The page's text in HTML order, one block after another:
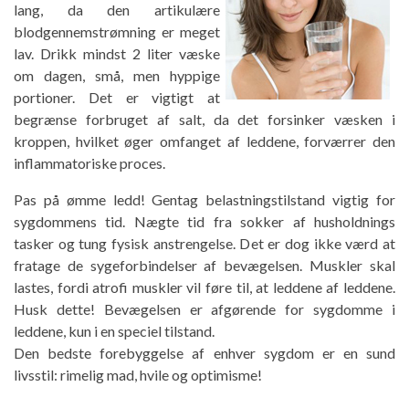
lang, da den artikulære
blodgennemstrømning er meget
lav. Drikk mindst 2 liter væske
om dagen, små, men hyppige
portioner. Det er vigtigt at
begrænse forbruget af salt, da det forsinker væsken i
kroppen, hvilket øger omfanget af leddene, forværrer den
inflammatoriske proces.
Pas på ømme ledd! Gentag belastningstilstand vigtig for
sygdommens tid. Nægte tid fra sokker af husholdnings
tasker og tung fysisk anstrengelse. Det er dog ikke værd at
fratage de sygeforbindelser af bevægelsen. Muskler skal
lastes, fordi atrofi muskler vil føre til, at leddene af leddene.
Husk dette! Bevægelsen er afgørende for sygdomme i
leddene, kun i en speciel tilstand.
Den bedste forebyggelse af enhver sygdom er en sund
livsstil: rimelig mad, hvile og optimisme!